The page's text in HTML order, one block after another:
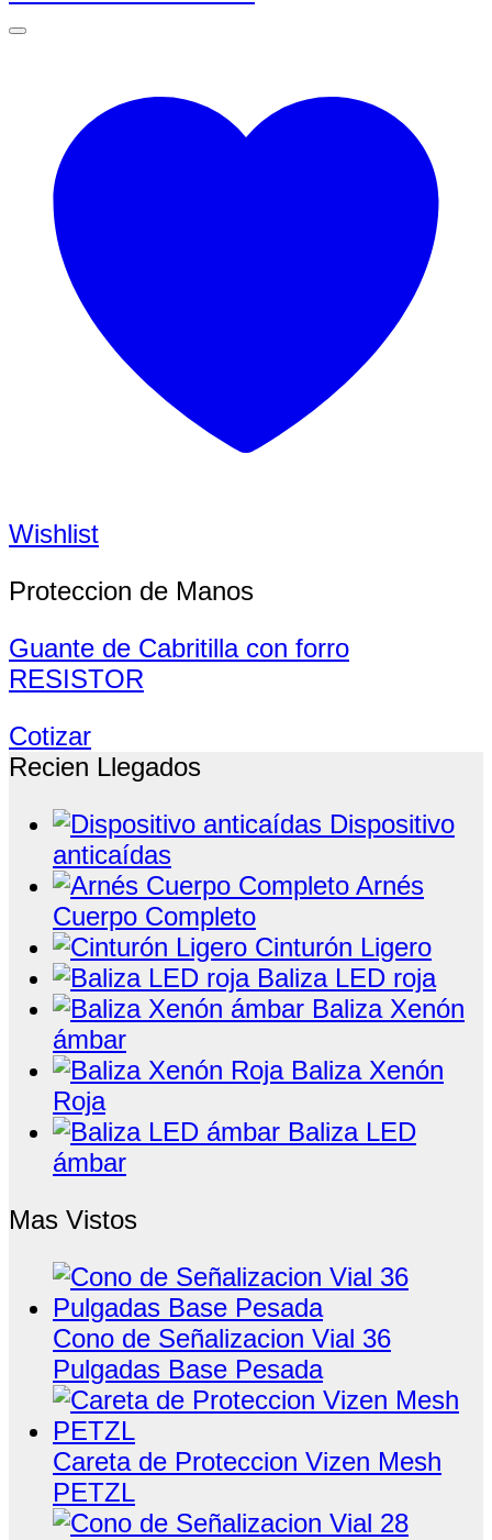
Wishlist
Proteccion de Manos
Guante de Cabritilla con forro
RESISTOR
Cotizar
Recien Llegados
Dispositivo
anticaídas
Arnés
Cuerpo Completo
Cinturón Ligero
Baliza LED roja
Baliza Xenón
ámbar
Baliza Xenón
Roja
Baliza LED
ámbar
Mas Vistos
Cono de Señalizacion Vial 36
Pulgadas Base Pesada
Careta de Proteccion Vizen Mesh
PETZL